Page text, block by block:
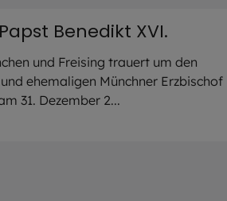
Benedikt XVI.
und Freising trauert um den
ehemaligen Münchner Erzbischof
31. Dezember 2...